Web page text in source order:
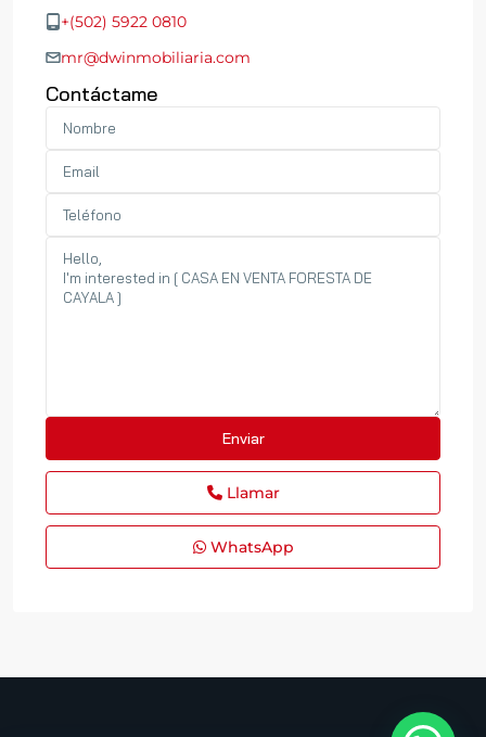
+(502) 5922 0810
mr@dwinmobiliaria.com
Contáctame
Llamar
WhatsApp